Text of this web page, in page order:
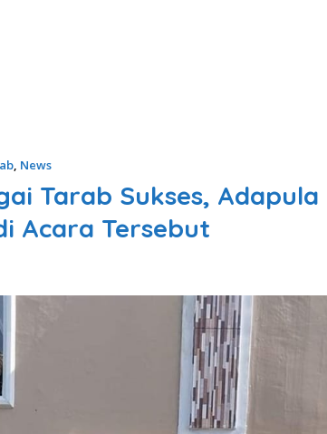
, News
Tarab Sukses, Adapula
Acara Tersebut